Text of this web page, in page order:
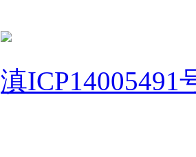
滇ICP14005491